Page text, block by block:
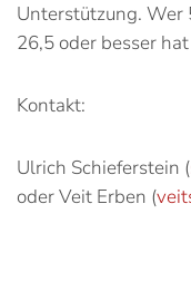
Unterstützung. Wer
26,5 oder besser
Kontakt:
Ulrich Schieferstein (
oder Veit Erben (